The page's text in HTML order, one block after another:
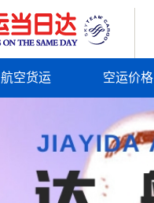
航空货运 空运价格